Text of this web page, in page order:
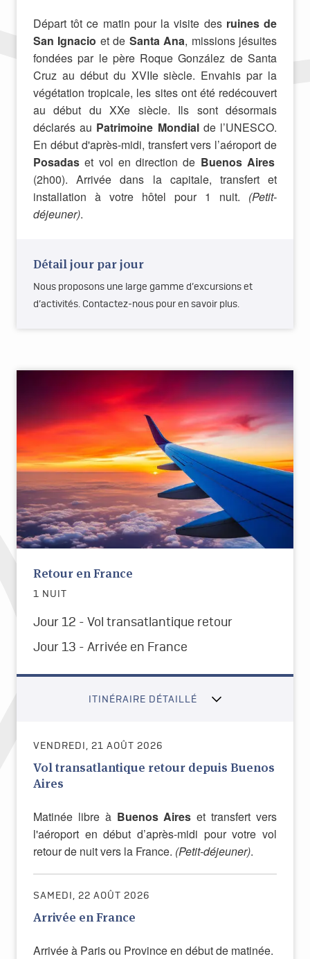
Départ tôt ce matin pour la visite des ruines de
San Ignacio et de Santa Ana, missions jésuites
fondées par le père Roque González de Santa
Cruz au début du XVIIe siècle. Envahis par la
végétation tropicale, les sites ont été redécouvert
au début du XXe siècle. Ils sont désormais
déclarés au Patrimoine Mondialde l’UNESCO.
En début d'après-midi, transfert vers l’aéroport de
Posadas et vol en direction de Buenos Aires
(2h00). Arrivée dans la capitale, transfert et
installation à votre hôtel pour 1 nuit. (Petit-
déjeuner).
Détail jour par jour
Nous proposons une large gamme d’excursions et
d’activités. Contactez-nous pour en savoir plus.
Retour en France
1 NUIT
Jour 12 - Vol transatlantique retour
Jour 13 - Arrivée en France
ITINÉRAIRE DÉTAILLÉ
VENDREDI, 21 AOÛT 2026
Vol transatlantique retour depuis Buenos
Aires
Matinée libre à Buenos Aires et transfert vers
l'aéroport en début d’après-midi pour votre vol
retour de nuit vers la France. (Petit-déjeuner).
SAMEDI, 22 AOÛT 2026
Arrivée en France
Arrivée à Paris ou Province en début de matinée.